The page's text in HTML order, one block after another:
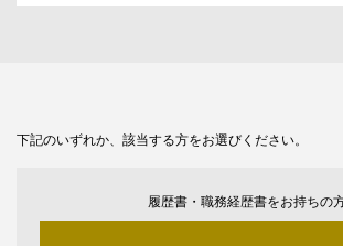
下記のいずれか、該当する方をお選びください。
履歴書・職務経歴書をお持ちの